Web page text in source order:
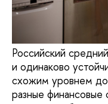
Российский
и одинаково
схожим уровнем
разные финансовые